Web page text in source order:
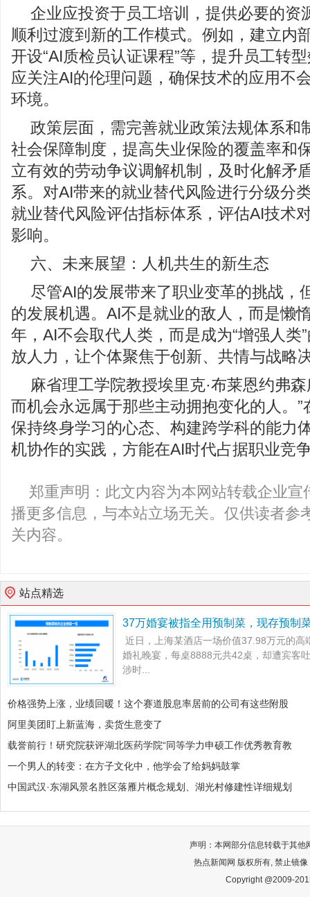
企业应投资于员工培训，提供必要的资
顺利过渡到新的工作模式。例如，建立内
开设“AI质检员认证课程”等，提升员工转
应关注AI的伦理问题，确保技术的应用不
环境。
政策层面，需完善就业政策法规体系和
社会保障制度，提高失业保险的覆盖率和
立有效的劳动争议调解机制，及时化解矛
系。对AI带来的就业替代风险进行分级分
就业替代风险评估指标体系，评估AI技术
影响。
六、未来展望：人机共生的新生态
尽管AI的发展带来了职业变革的挑战，
的发展机遇。AI不是就业的敌人，而是懒
年，AI不会取代人类，而是成为“增强人类
放人力，让个体聚焦于创新、共情与战略
麻省理工学院教授埃里克·布莱恩约弗
而机会永远属于那些主动拥抱变化的人。
保持终身学习的心态、构建跨学科的能力
机协作的实践，方能在AI时代占据职业竞
郑重声明：此文内容为本网站转载企业宣
播更多信息，与本站立场无关。仅供读者参
关内容。
站点精选
37万婚宴被指全用预制菜，现存预制
近日，上海某酒店一场价值37.98万元的
婚礼晚宴，每桌8888元共42桌，却遭宾客
涉时...
价格强势上涨，业绩回暖！这个赛道股息率居前的公司有这些附股
阿里美团盯上新蓝海，卖货生意变了
载誉前行！研究院获评湖北医药学院“同等学力申硕工作优秀教育教
一个男人的转变：在方子文化中，他学会了给妈妈鼓掌
中国武汉·东湖风景名胜区落雁片概念规划、湖光村修建性详细规划
声明：本网部分信息转载于其他
热点新闻网 版权所有, 禁止镜
Copyright @2009-